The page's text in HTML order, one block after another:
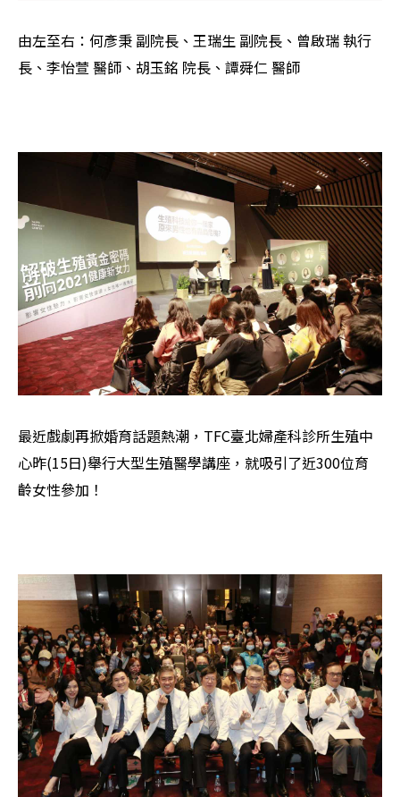
由左至右：何彥秉 副院長、王瑞生 副院長、曾啟瑞 執行
長、李怡萱 醫師、胡玉銘 院長、譚舜仁 醫師
最近戲劇再掀婚育話題熱潮，TFC臺北婦產科診所生殖中
心昨(15日)舉行大型生殖醫學講座，就吸引了近300位育
齡女性參加！